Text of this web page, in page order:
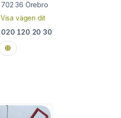
702 36 Örebro
Visa vägen dit
020 120 20 30